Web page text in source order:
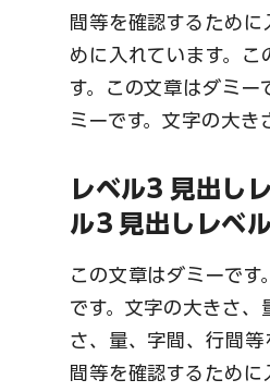
間等を確認するため
めに入れています。
す。この文章はダミー
ミーです。文字の大き
レベル3 見出し
ル3 見出しレベ
この文章はダミーで
です。文字の大きさ、
さ、量、字間、行間
間等を確認するため